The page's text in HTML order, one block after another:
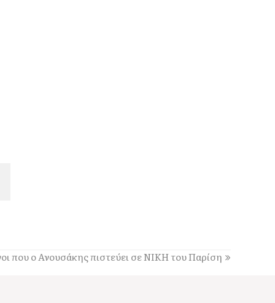
που ο Ανουσάκης πιστεύει σε ΝΙΚΗ του Παρίση